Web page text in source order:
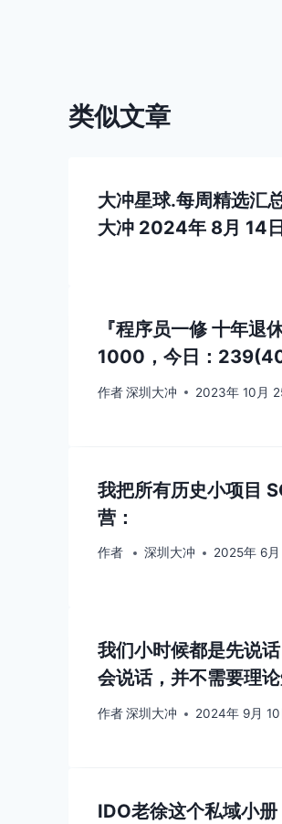
类似文章
大冲星球.每周精选汇
大冲 2024年 8月 14日
『程序员一修 十年退
1000，今日：
作者深圳大冲 2023年 10月
我把所有历史小项目
营：
作者 深圳大冲 2025年 6月
我们小时候都是先说
会说话，并不需要理
作者深圳大冲 2024年 9月 10
IDO老徐这个私域小